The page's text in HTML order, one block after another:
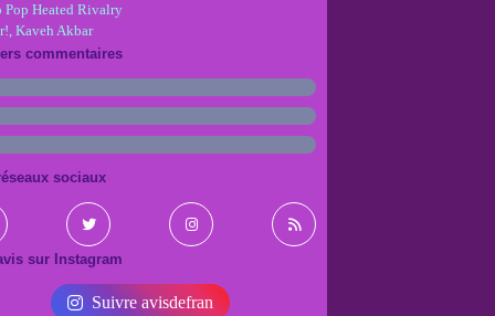
Pop Heated Rivalry
Kaveh Akbar
commentaires
sociaux
sur Instagram
Suivre avisdefran